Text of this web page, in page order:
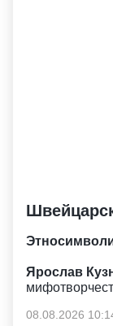
Ярослав
08.08.2026